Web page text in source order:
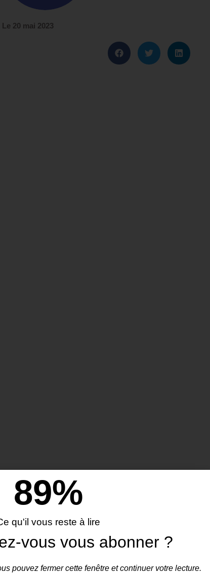
Le 20 mai 2023
qu'il vous reste à lire
90%
vous vous abonner ?
pouvez fermer cette fenêtre et continuer votre lecture.